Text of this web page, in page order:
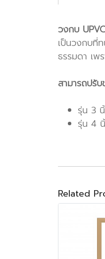
วงกบ
เป็นวงกบที่
ธรรมดา เพ
สามารถปรั
รุ่น 3
รุ่น 4
Related